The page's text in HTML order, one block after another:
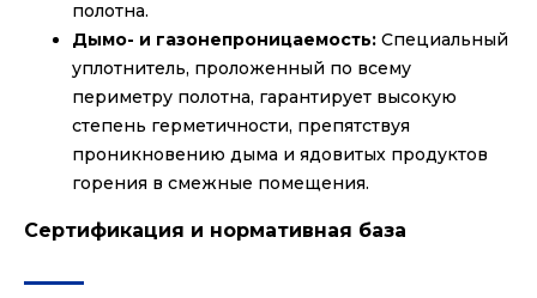
полотна.
Дымо- и газонепроницаемость: Специальный
уплотнитель, проложенный по всему
периметру полотна, гарантирует высокую
степень герметичности, препятствуя
проникновению дыма и ядовитых продуктов
горения в смежные помещения.
Сертификация и нормативная база